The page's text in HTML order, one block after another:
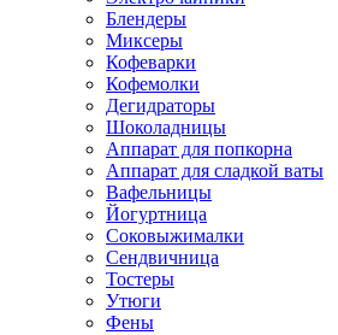
Блендеры
Миксеры
Кофеварки
Кофемолки
Дегидраторы
Шоколадницы
Аппарат для попкорна
Аппарат для сладкой ваты
Вафельницы
Йогуртница
Соковыжималки
Сендвичница
Тостеры
Утюги
Фены